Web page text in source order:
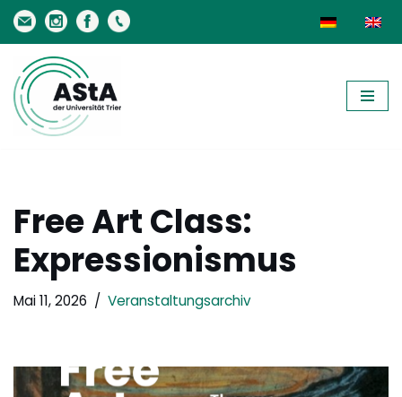
Zum
Inhalt
springen
Free Art Class:
Expressionismus
Mai 11, 2026 Veranstaltungsarchiv